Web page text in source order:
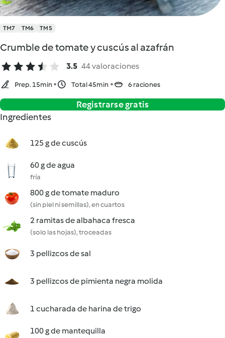
TM7 TM6 TM5
Crumble de tomate y cuscús al azafrán
3.5 44 valoraciones
Prep. 15min Total 45min 6 raciones
Registrarse gratis
Ingredientes
125 g de cuscús
60 g de agua
fría
800 g de tomate maduro
(sin piel ni semillas), en cuartos
2 ramitas de albahaca fresca
(solo las hojas), troceadas
3 pellizcos de sal
3 pellizcos de pimienta negra molida
1 cucharada de harina de trigo
100 g de mantequilla